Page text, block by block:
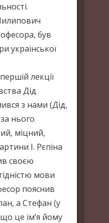
був
української
лекції
Дід
з нами (Дід,
нього
міцний,
І. Рєпіна
своєю
мови
пояснив
а Стефан (у
це ім’я йому